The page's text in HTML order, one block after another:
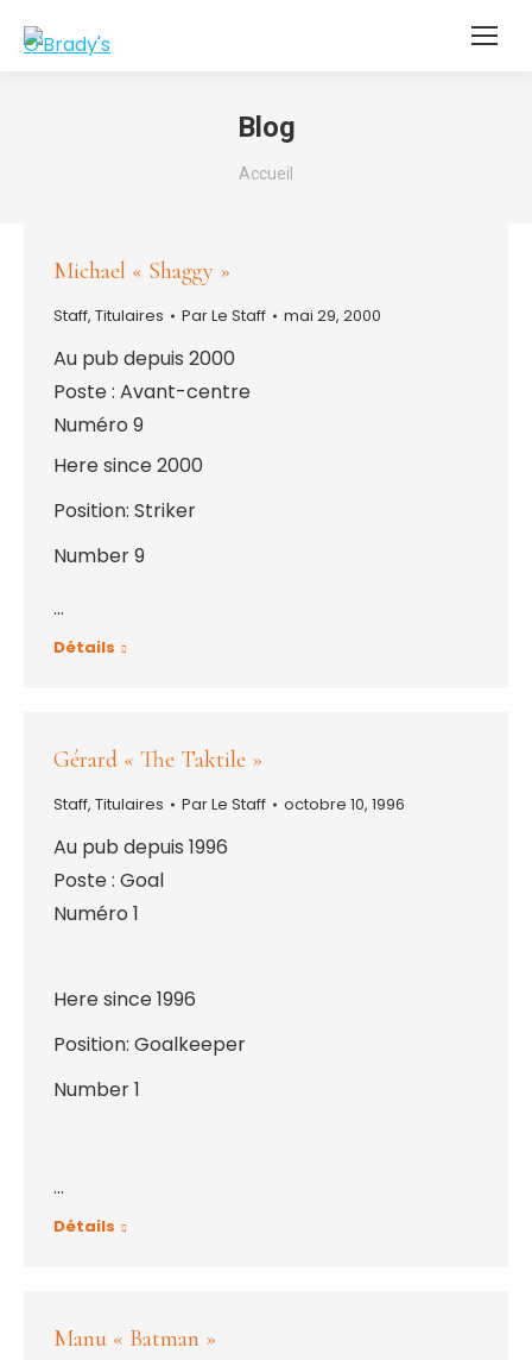
Blog
Vous êtes ici :
Accueil
Michael « Shaggy »
Staff, Titulaires ParLe Staff mai 29, 2000
Au pub depuis 2000
Poste : Avant-centre
Numéro 9
Here since 2000
Position: Striker
Number 9
…
Détails
Gérard « The Taktile »
Staff, Titulaires ParLe Staff octobre 10, 1996
Au pub depuis 1996
Poste : Goal
Numéro 1
Here since 1996
Position: Goalkeeper
Number 1
…
Détails
Manu « Batman »